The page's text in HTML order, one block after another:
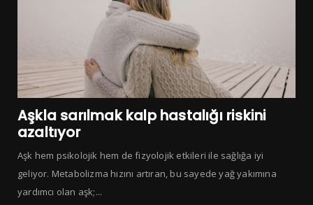
Aşkla sarılmak kalp hastalığı riskini
azaltıyor
Aşk hem psikolojik hem de fizyolojik etkileri ile sağlığa iyi
geliyor. Metabolizma hızını artıran, bu sayede yağ yakımına
yardımcı olan aşk;...